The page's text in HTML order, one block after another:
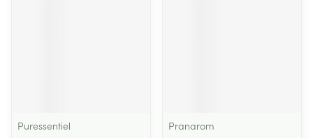
Puressentiel
Pranarom